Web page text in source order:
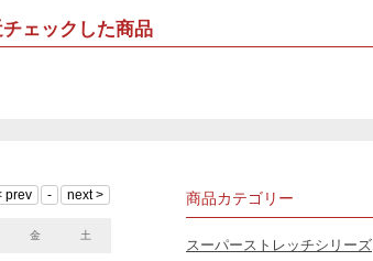
ェックした商品
金 土
商品カテゴリー
スーパーストレッチシリーズ